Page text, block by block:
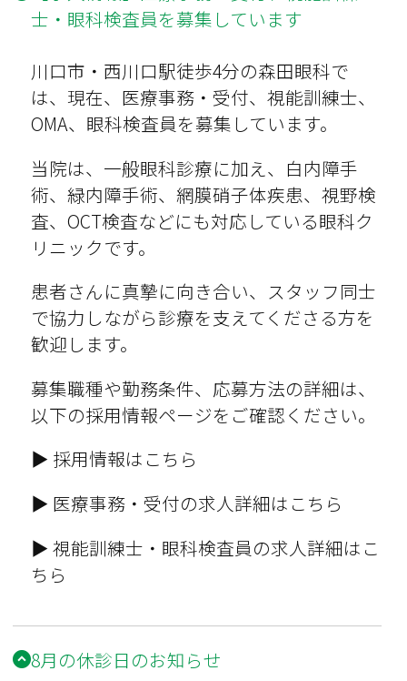
士・眼科検査員を募集しています
川口市・西川口駅徒歩4分の森田眼科で
は、現在、医療事務・受付、視能訓練士、
OMA、眼科検査員を募集しています。
当院は、一般眼科診療に加え、白内障手
術、緑内障手術、網膜硝子体疾患、視野検
査、OCT検査などにも対応している眼科ク
リニックです。
患者さんに真摯に向き合い、スタッフ同士
で協力しながら診療を支えてくださる方を
歓迎します。
募集職種や勤務条件、応募方法の詳細は、
以下の採用情報ページをご確認ください。
▶ 採用情報はこちら
▶ 医療事務・受付の求人詳細はこちら
▶ 視能訓練士・眼科検査員の求人詳細はこ
ちら
8月の休診日のお知らせ